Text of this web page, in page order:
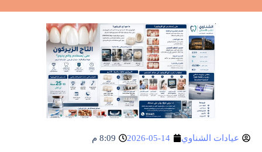
عيادات الشناوي 2026-05-14 8:09 م